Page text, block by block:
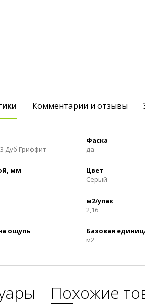
Комментарии и отзывы
Дуб Гриффит
Фаска
да
мм
Цвет
Серый
м2/упак
2,16
ощупь
Базовая
м2
Похожие